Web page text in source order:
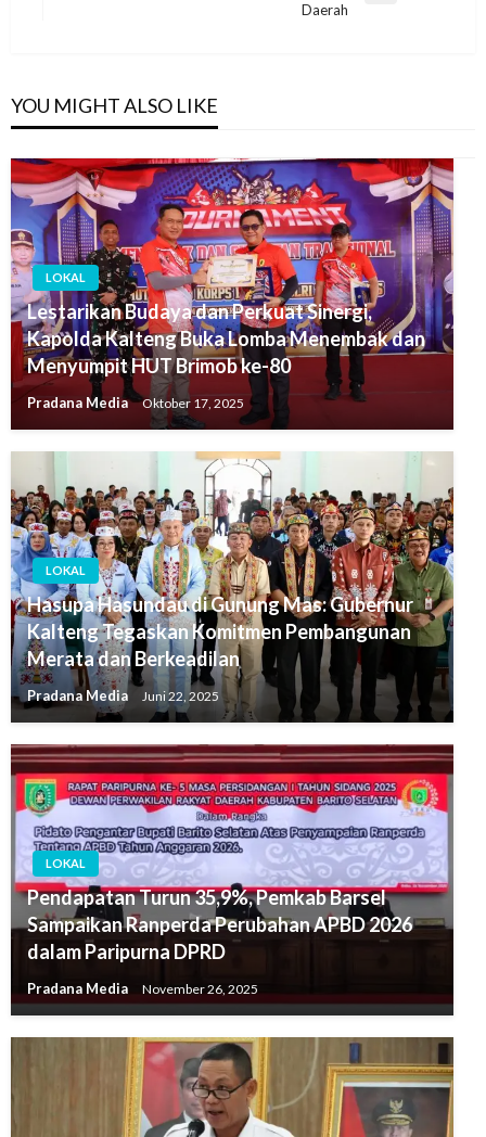
Daerah
YOU MIGHT ALSO LIKE
LOKAL
Lestarikan Budaya dan Perkuat Sinergi,
Kapolda Kalteng Buka Lomba Menembak dan
Menyumpit HUT Brimob ke-80
Pradana Media Oktober 17, 2025
LOKAL
Hasupa Hasundau di Gunung Mas: Gubernur
Kalteng Tegaskan Komitmen Pembangunan
Merata dan Berkeadilan
Pradana Media Juni 22, 2025
LOKAL
Pendapatan Turun 35,9%, Pemkab Barsel
Sampaikan Ranperda Perubahan APBD 2026
dalam Paripurna DPRD
Pradana Media November 26, 2025